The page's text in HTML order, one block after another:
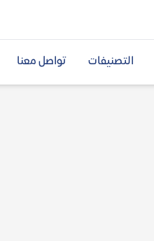
التصنيفات تواصل معنا